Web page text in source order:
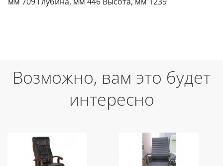
Возможно, вам это будет
интересно